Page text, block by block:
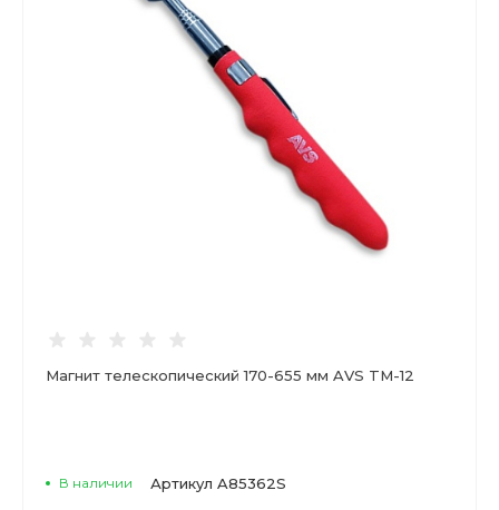
Магнит телескопический 170-655 мм AVS TM-12
В наличии Артикул A85362S